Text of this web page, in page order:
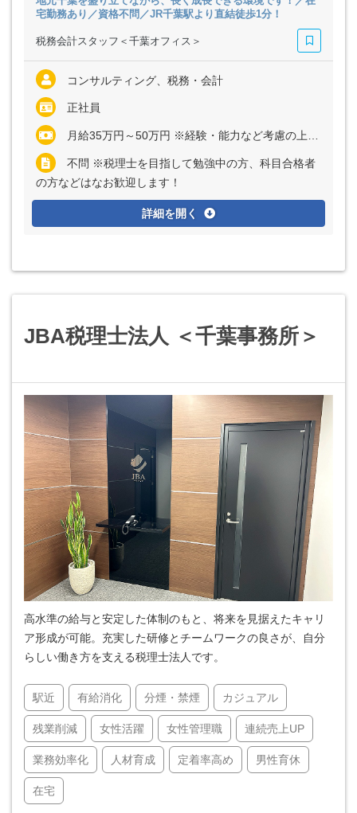
宅勤務あり／資格不問／JR千葉駅より直結徒歩1分！
税務会計スタッフ＜千葉オフィス＞
コンサルティング、税務・会計
正社員
月給35万円～50万円 ※経験・能力など考慮の上、決定いたします ※上記に固定残業代（月35時間分＝7万8400円～11万1600円）を含む ※超過分は別途全額支給
不問 ※税理士を目指して勉強中の方、科目合格者
の方などはなお歓迎します！
詳細を開く
JBA税理士法人 ＜千葉事務所＞
高水準の給与と安定した体制のもと、将来を見据えたキャリ
ア形成が可能。充実した研修とチームワークの良さが、自分
らしい働き方を支える税理士法人です。
駅近 有給消化 分煙・禁煙 カジュアル
残業削減 女性活躍 女性管理職 連続売上UP
業務効率化 人材育成 定着率高め 男性育休
在宅